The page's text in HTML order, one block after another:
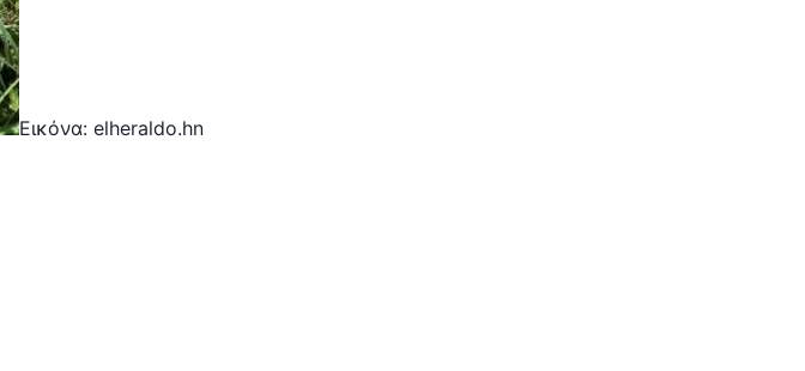
Εικόνα: elheraldo.hn